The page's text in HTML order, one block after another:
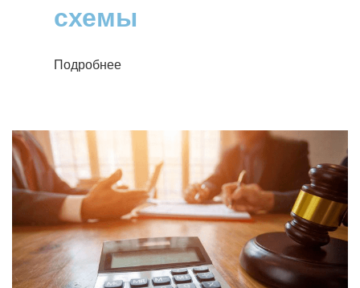
схемы
Подробнее